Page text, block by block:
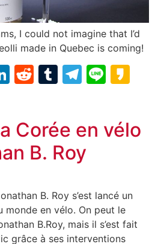
I could not imagine that I’d
made in Quebec is coming!
LinkedIn
Reddit
TumblrLine
Corée en vélo
B. Roy
B. Roy s’est lancé un
en vélo. On peut le
B.Roy, mais il s’est fait
grâce à ses interventions